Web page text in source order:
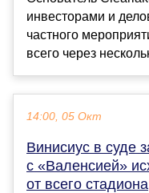
инвесторами и
частного
всего через
14:00, 05 Окт
Винисиус в суде
с «Валенсией»
от всего